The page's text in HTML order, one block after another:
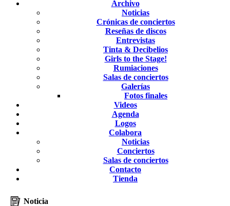
Archivo
Noticias
Crónicas de conciertos
Reseñas de discos
Entrevistas
Tinta & Decibelios
Girls to the Stage!
Rumiaciones
Salas de conciertos
Galerías
Fotos finales
Videos
Agenda
Logos
Colabora
Noticias
Conciertos
Salas de conciertos
Contacto
Tienda
Noticia